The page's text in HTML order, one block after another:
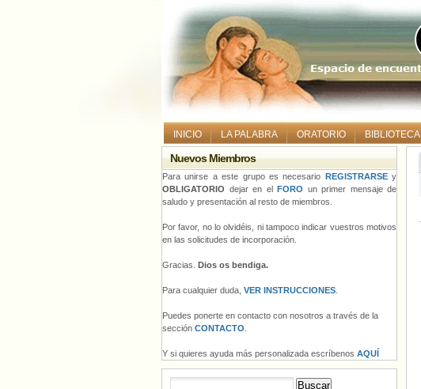
INICIO LA PALABRA ORATORIO BIBLIOTECA
Nuevos Miembros
Para unirse a este grupo es necesario REGISTRARSEy
OBLIGATORIO dejar en el FORO un primer mensaje de
saludo y presentación al resto de miembros.
Por favor, no lo olvidéis, ni tampoco indicar vuestros motivos
en las solicitudes de incorporación.
Gracias. Dios os bendiga.
Para cualquier duda, VER INSTRUCCIONES
Puedes ponerte en contacto con nosotros a través de la
sección CONTACTO
Y si quieres ayuda más personalizada escríbenos AQUÍ